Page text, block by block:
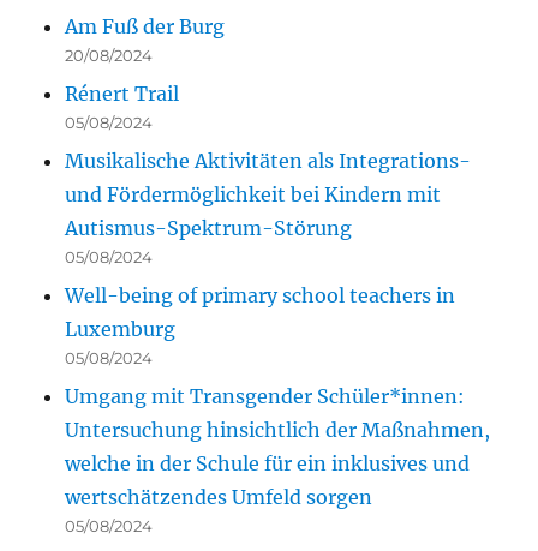
Am Fuß der Burg
20/08/2024
Rénert Trail
05/08/2024
Musikalische Aktivitäten als Integrations-
und Fördermöglichkeit bei Kindern mit
Autismus-Spektrum-Störung
05/08/2024
Well-being of primary school teachers in
Luxemburg
05/08/2024
Umgang mit Transgender Schüler*innen:
Untersuchung hinsichtlich der Maßnahmen,
welche in der Schule für ein inklusives und
wertschätzendes Umfeld sorgen
05/08/2024